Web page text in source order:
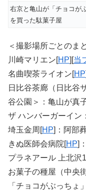
右京と亀山が「チョコが
を買った駄菓子屋
＜撮影場所ごとのま
川崎マリエン[HP][当
名曲喫茶ライオン[HP
日比谷茶廊（日比谷
谷公園＞：亀山が真
ザ ハンバーガーイン
埼玉金周[HP]：阿部
きぬ医師会病院[HP]
プラネアール 上北沢
お菓子の種屋（中央
「チョコがぶっちょ